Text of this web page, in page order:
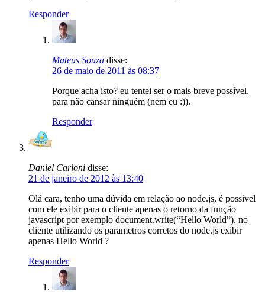
Responder
Mateus Souza disse:
26 de maio de 2011 às 08:37
Porque acha isto? eu tentei ser o mais breve possível,
para não cansar ninguém (nem eu :)).
Responder
Daniel Carloni disse:
21 de janeiro de 2012 às 13:40
Olá cara, tenho uma dúvida em relação ao node.js, é possivel
com ele exibir para o cliente apenas o retorno da função
javascript por exemplo document.write(“Hello World”). no
cliente utilizando os parametros corretos do node.js exibir
apenas Hello World ?
Responder